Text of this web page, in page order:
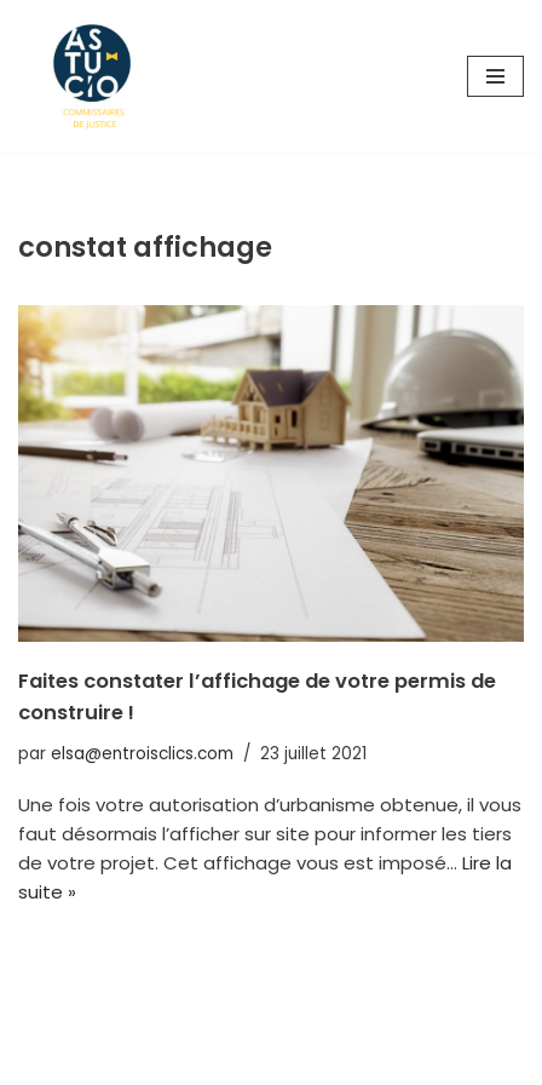
Aller
contenu
constat affichage
Faites constater l’affichage de votre permis de
construire !
par elsa@entroisclics.com 23 juillet 2021
Une fois votre autorisation d’urbanisme obtenue, il vous
faut désormais l’afficher sur site pour informer les tiers
de votre projet. Cet affichage vous est imposé… Lire la
suite »